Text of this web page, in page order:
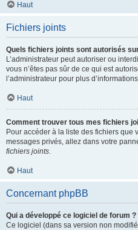
Haut
Fichiers joints
Quels fichiers joints sont autorisés
L’administrateur peut autoriser ou
vous n’êtes pas sûr de ce qui est
l’administrateur pour plus
Haut
Comment trouver tous mes fichiers
Pour accéder à la liste des fichiers que
messages privés, allez dans votre
fichiers joints.
Haut
Concernant phpBB
Qui a développé ce logiciel de forum ?
Ce logiciel (dans sa version non